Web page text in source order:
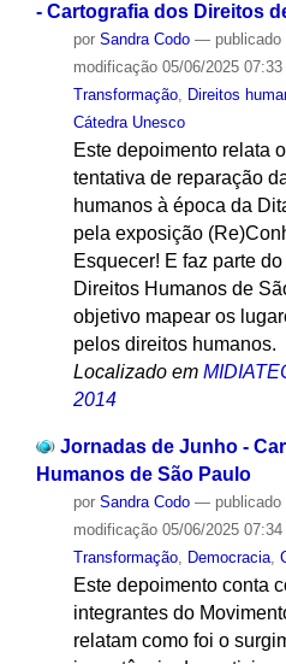
- Cartografia dos Direitos
por Sandra Codo — publicado
modificação05/06/2025 07:33
Transformação, Direitos
Cátedra Unesco
Este depoimento relata
tentativa de reparação
humanos à época da
pela exposição
Esquecer! E faz parte
Direitos Humanos de
objetivo mapear os
pelos direitos humanos.
Localizado em
2014
Jornadas de Junho -
Humanos de São Paulo
por Sandra Codo — publicado
modificação05/06/2025 07:34
Transformação, Democracia,
Este depoimento conta
integrantes do
relatam como foi o